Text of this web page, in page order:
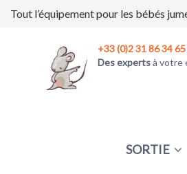
Tout l’équipement pour les bébés
+33 (0)2 31 86 34 65
Des expertsà votre
SORTIE